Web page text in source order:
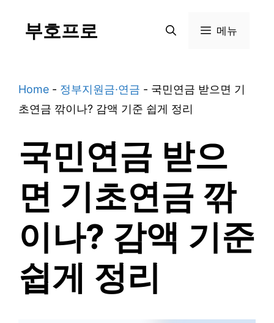
부호프로 메뉴
Home - 정부지원금·연금 - 국민연금 받으면 기
초연금 깎이나? 감액 기준 쉽게 정리
국민연금 받으
면 기초연금 깎
이나? 감액 기준
쉽게 정리